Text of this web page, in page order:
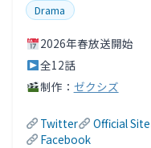
Drama
2026年春放送開始
全12話
制作： ゼクシズ
Twitter Official Site
Facebook